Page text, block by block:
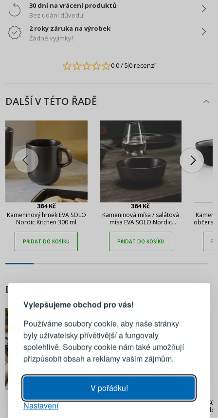
Vylepšujeme obchod pro vás!
Používáme soubory cookie, aby naše stránky
byly uživatelsky přívětivější a fungovaly
spolehlivě. Soubory cookie nám také umožňují
přizpůsobit obsah a reklamy vašim zájmům.
V pořádku!
Nastavení
30 dní na vrácení produktů
Bez udání důvodu!
2 roky záruka na výrobek
Žádné vyjímky!
0.0/ 50 recenzí
DALŠÍ V TÉTO ŘADĚ
364 Kč
Kameninový hrnek EVA SOLO
Nordic Kitchen 300 ml
PŘIDAT DO KOŠÍKU
364 Kč
Kameninová mísa / salátová
mísa EVA SOLO Nordic
PŘIDAT DO KOŠÍKU
DALŠÍ Z TÉTO KATEGORIE
LURCH Tango 30 cm černé -
univerzální kuchyňské kleště
Nerezové kleště na těstoviny
EVA
cm -
Přihlaste se ke svému účtu
Emailová adresa
PŘIHLÁSIT SE